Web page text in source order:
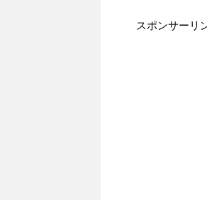
スポンサーリ